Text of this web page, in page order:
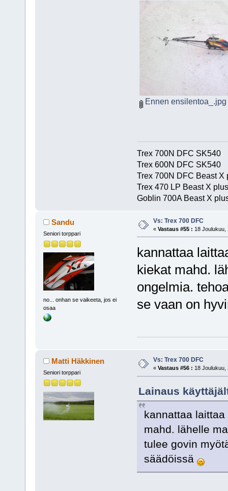
Ennen ensilentoa_.jpg
Trex 700N DFC SK540
Trex 600N DFC SK540
Trex 700N DFC Beast X
Trex 470 LP Beast X plus
Goblin 700A Beast X
Sandu
Seniori torppari
no... onhan se vaikeeta, jos ei
osaa
Vs: Trex 700 DFC
« Vastaus #55 : 18 Joulukuu,
kannattaa
kiekat mahd.
ongelmia.
se vaan on
Matti Häkkinen
Seniori torppari
Vs: Trex 700 DFC
« Vastaus #56 : 18 Joulukuu,
Lainaus
kannattaa
mahd. lähelle
tulee govin
säädöissä